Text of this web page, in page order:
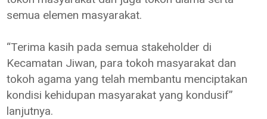
semua elemen masyarakat.
“Terima kasih pada semua stakeholder di
Kecamatan Jiwan, para tokoh masyarakat dan
tokoh agama yang telah membantu menciptakan
kondisi kehidupan masyarakat yang kondusif”
lanjutnya.